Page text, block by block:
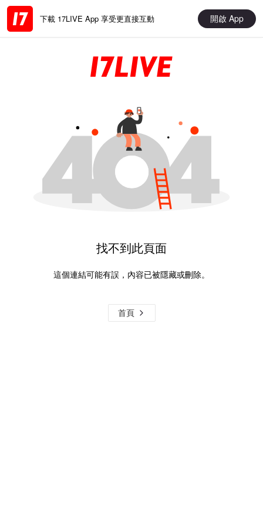
下載 17LIVE App 享受更直接互動 開啟 App
找不到此頁面
這個連結可能有誤，內容已被隱藏或刪除。
首頁